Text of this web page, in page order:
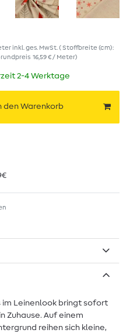
inkl. ges. MwSt. ( Stoffbreite (cm):
16,59 € / Meter)
2-4 Werktage
den Warenkorb
im Leinenlook bringt sofort
Zuhause. Auf einem
reihen sich kleine,